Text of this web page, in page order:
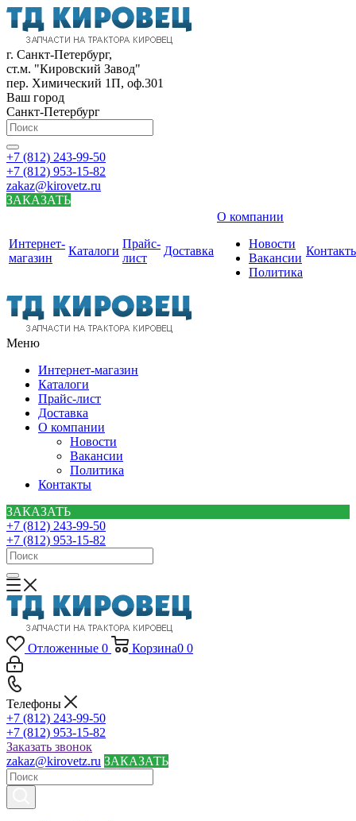
г. Санкт-Петербург,
ст.м. "Кировский Завод"
пер. Химический 1П, оф.301
Ваш город
Санкт-Петербург
+7 (812) 243-99-50
+7 (812) 953-15-82
zakaz@kirovetz.ru
ЗАКАЗАТЬ
Интернет-
магазин
Каталоги
Прайс-
лист
Доставка
О компании
Новости
Вакансии
Политика
Меню
Интернет-магазин
Каталоги
Прайс-лист
Доставка
О компании
Новости
Вакансии
Политика
Контакты
ЗАКАЗАТЬ
+7 (812) 243-99-50
+7 (812) 953-15-82
Отложенные 0 Корзина0 0
Телефоны
+7 (812) 243-99-50
+7 (812) 953-15-82
Заказать звонок
zakaz@kirovetz.ru ЗАКАЗАТЬ